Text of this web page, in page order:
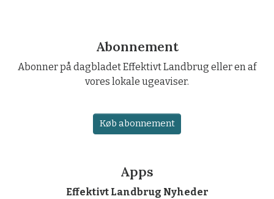
Abonnement
Abonner på dagbladet Effektivt Landbrug eller en af
vores lokale ugeaviser.
Køb abonnement
Apps
Effektivt Landbrug Nyheder